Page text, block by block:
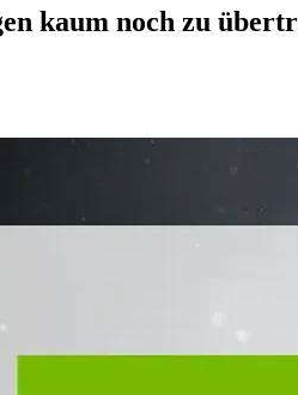
kaum noch zu